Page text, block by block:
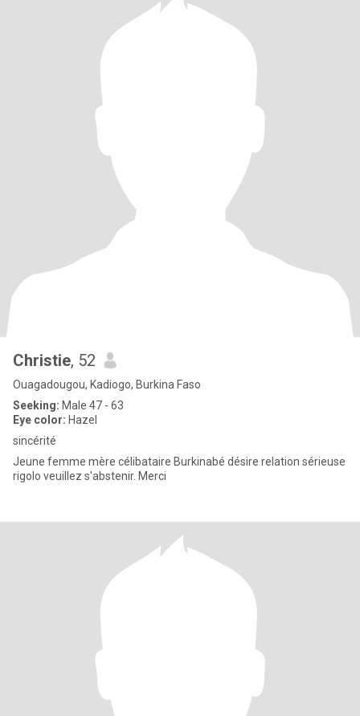
Christie, 52
Ouagadougou, Kadiogo, Burkina Faso
Seeking: Male 47 - 63
Eye color: Hazel
sincérité
Jeune femme mère célibataire Burkinabé désire relation sérieuse
rigolo veuillez s'abstenir. Merci